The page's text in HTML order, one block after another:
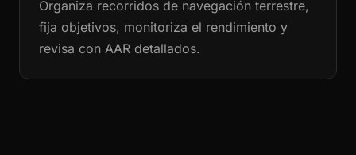
Organiza recorridos de navegación terrestre,
fija objetivos, monitoriza el rendimiento y
revisa con AAR detallados.